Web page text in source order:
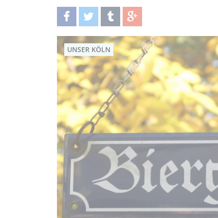
teilentwittern teilen teilen
UNSER KÖLN